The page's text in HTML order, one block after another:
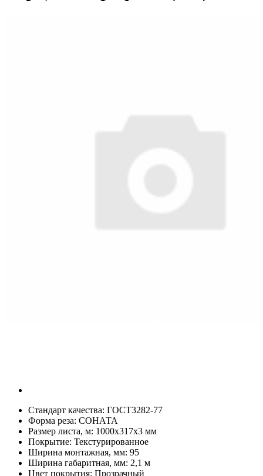
Стандарт качества: ГОСТ3282-77
Форма реза: СОНАТА
Размер листа, м: 1000х317х3 мм
Покрытие: Текстурированное
Ширина монтажная, мм: 95
Ширина габаритная, мм: 2,1 м
Цвет покрытия: Прозрачный